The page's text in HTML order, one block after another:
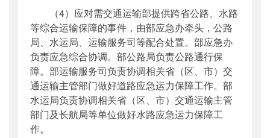
（4）应对需交通运输部提供跨省公路、水路
等综合运输保障的事件，由部应急办牵头，公路
局、水运局、运输服务司等配合处置。部应急办
负责应急综合协调。部公路局负责公路通行保
障。部运输服务司负责协调相关省（区、市）交
通运输主管部门做好道路应急运力保障工作。部
水运局负责协调相关省（区、市）交通运输主管
部门及长航局等单位做好水路应急运力保障工
作。